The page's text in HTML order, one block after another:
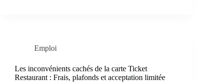
Emploi
Les inconvénients cachés de la carte Ticket
Restaurant : Frais, plafonds et acceptation limitée